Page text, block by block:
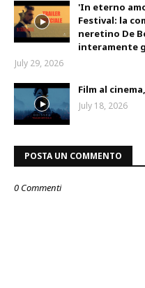
'In eterno
Festival: la
neretino De
interamente
July 29, 2026
Film al
July 18, 2026
POSTA UN COMMENTO
0 Commenti